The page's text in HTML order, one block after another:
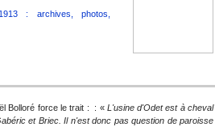
: archives, photos,
Bolloré force le trait : : « L'usine d'Odet est à cheval
et Briec. Il n'est donc pas question de paroisse